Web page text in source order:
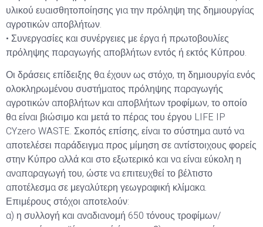
υλικού ευαισθητοποίησης για την πρόληψη της δημιουργίας
αγροτικών αποβλήτων.
• Συνεργασίες και συνέργειες με έργα ή πρωτοβουλίες
πρόληψης παραγωγής αποβλήτων εντός ή εκτός Κύπρου.
Οι δράσεις επίδειξης θα έχουν ως στόχο, τη δημιουργία ενός
ολοκληρωμένου συστήματος πρόληψης παραγωγής
αγροτικών αποβλήτων και αποβλήτων τροφίμων, το οποίο
θα είναι βιώσιμο και μετά το πέρας του έργου LIFE IP
CYzero WASTE. Σκοπός επίσης, είναι το σύστημα αυτό να
αποτελέσει παράδειγμα προς μίμηση σε αντίστοιχους φορείς
στην Κύπρο αλλά και στο εξωτερικό και να είναι εύκολη η
αναπαραγωγή του, ώστε να επιτευχθεί το βέλτιστο
αποτέλεσμα σε μεγαλύτερη γεωγραφική κλίμακα.
Επιμέρους στόχοι αποτελούν:
α) η συλλογή και αναδιανομή 650 τόνους τροφίμων/